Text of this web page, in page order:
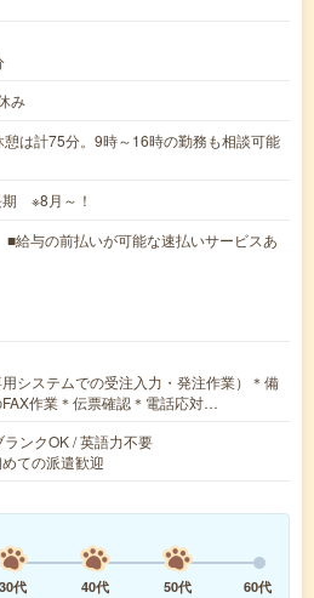
み
は計75分。9時～16時の勤務も相談可能
期 ※8月～！
給与の前払いが可能な速払いサービスあ
システムでの受注入力・発注作業）＊備
作業＊伝票確認＊電話応対…
ンクOK / 英語力不要
ての派遣歓迎
30代 40代 50代
60代